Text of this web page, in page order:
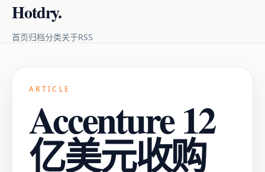
Hotdry.
首页归档分类关于RSS
ARTICLE
Accenture 12
亿美元收购